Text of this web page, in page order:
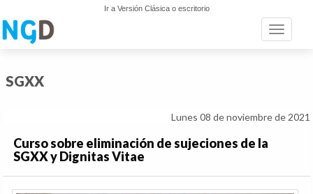
Ir a Versión Clásica o escritorio
Toggle
SGXX
Lunes 08 de noviembre de 2021
Curso sobre eliminación de sujeciones de la
SGXX y Dignitas Vitae